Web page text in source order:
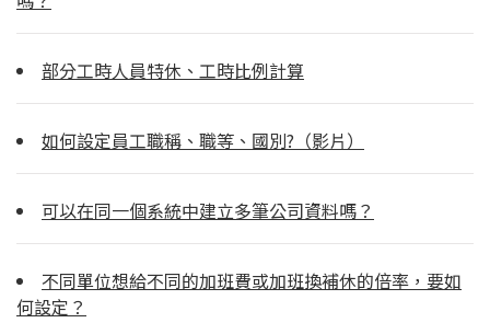
部分工時人員特休、工時比例計算
如何設定員工職稱、職等、國別?（影片）
可以在同一個系統中建立多筆公司資料嗎？
不同單位想給不同的加班費或加班換補休的倍率，要如
何設定？